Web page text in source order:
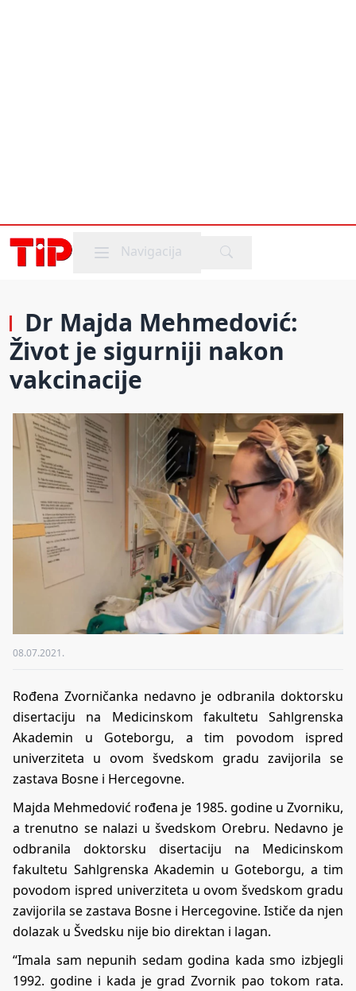
Mobile menu
Navigacija
Dr Majda Mehmedović:
Život je sigurniji nakon
vakcinacije
08.07.2021.
Rođena Zvorničanka nedavno je odbranila doktorsku
disertaciju na Medicinskom fakultetu Sahlgrenska
Akademin u Goteborgu, a tim povodom ispred
univerziteta u ovom švedskom gradu zavijorila se
zastava Bosne i Hercegovne.
Majda Mehmedović rođena je 1985. godine u Zvorniku,
a trenutno se nalazi u švedskom Orebru. Nedavno je
odbranila doktorsku disertaciju na Medicinskom
fakultetu Sahlgrenska Akademin u Goteborgu, a tim
povodom ispred univerziteta u ovom švedskom gradu
zavijorila se zastava Bosne i Hercegovine. Ističe da njen
dolazak u Švedsku nije bio direktan i lagan.
“Imala sam nepunih sedam godina kada smo izbjegli
1992. godine i kada je grad Zvornik pao tokom rata.